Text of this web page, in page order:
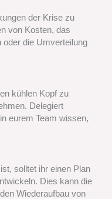
der Krise zu
von Kosten, das
oder die Umverteilung
kühlen Kopf zu
Delegiert
eurem Team wissen,
solltet ihr einen Plan
Dies kann die
Wiederaufbau von